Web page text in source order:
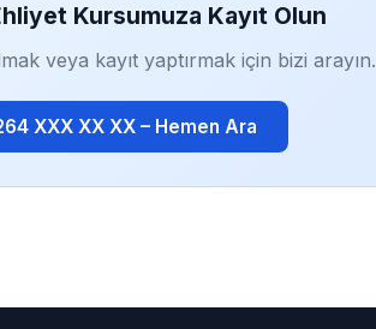
Kursumuza Kayıt Olun
veya kayıt yaptırmak için bizi arayın.
XXX XX XX – Hemen Ara